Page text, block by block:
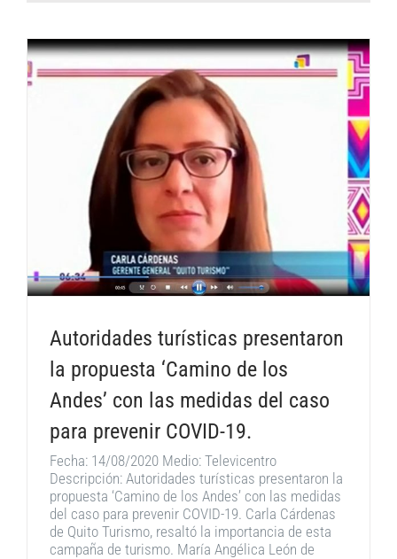
Autoridades turísticas presentaron
la propuesta ‘Camino de los
Andes’ con las medidas del caso
para prevenir COVID-19.
Fecha: 14/08/2020 Medio: Televicentro
Descripción: Autoridades turísticas presentaron la
propuesta ‘Camino de los Andes’ con las medidas
del caso para prevenir COVID-19. Carla Cárdenas
de Quito Turismo, resaltó la importancia de esta
campaña de turismo. María Angélica León de